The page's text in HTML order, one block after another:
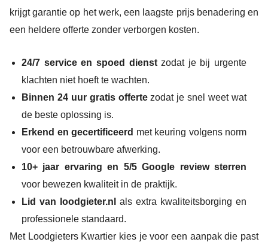
krijgt garantie op het werk, een laagste prijs benadering en
een heldere offerte zonder verborgen kosten.
24/7 service en spoed dienstzodat je bij urgente
klachten niet hoeft te wachten.
Binnen 24 uur gratis offertezodat je snel weet wat
de beste oplossing is.
Erkend en gecertificeerd met keuring volgens norm
voor een betrouwbare afwerking.
10+ jaar ervaring en 5/5 Google review sterren
voor bewezen kwaliteit in de praktijk.
Lid van loodgieter.nl
als extra kwaliteitsborging en
professionele standaard.
Met Loodgieters Kwartier kies je voor een aanpak die past